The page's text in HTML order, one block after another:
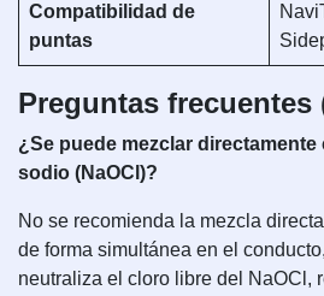
Compatibilidad de
puntas
Preguntas frecuentes
¿Se puede mezclar
sodio (NaOCl)?
No se recomienda la mezcla
de forma simultánea en el
neutraliza el cloro libre del NaOCl,